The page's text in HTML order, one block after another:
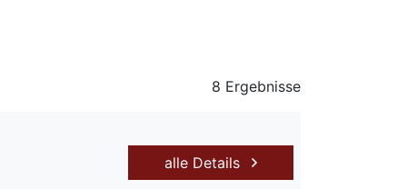
8 Ergebnisse
alle Details